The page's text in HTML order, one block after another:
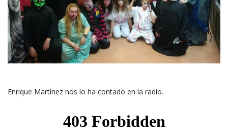
Enrique Martínez nos lo ha contado en la radio.